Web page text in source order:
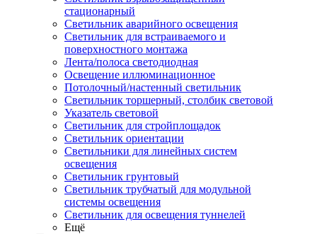
стационарный
Светильник аварийного освещения
Светильник для встраиваемого и
поверхностного монтажа
Лента/полоса светодиодная
Освещение иллюминационное
Потолочный/настенный светильник
Светильник торшерный, столбик световой
Указатель световой
Светильник для стройплощадок
Светильник ориентации
Светильники для линейных систем
освещения
Светильник грунтовый
Светильник трубчатый для модульной
системы освещения
Светильник для освещения туннелей
Ещё